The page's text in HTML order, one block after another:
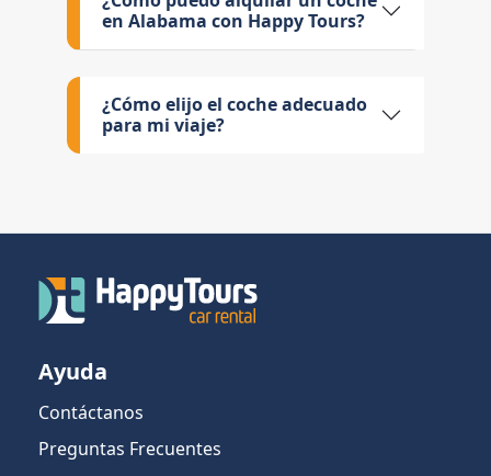
en Alabama con Happy Tours?
¿Cómo elijo el coche adecuado
para mi viaje?
Ayuda
Contáctanos
Preguntas Frecuentes